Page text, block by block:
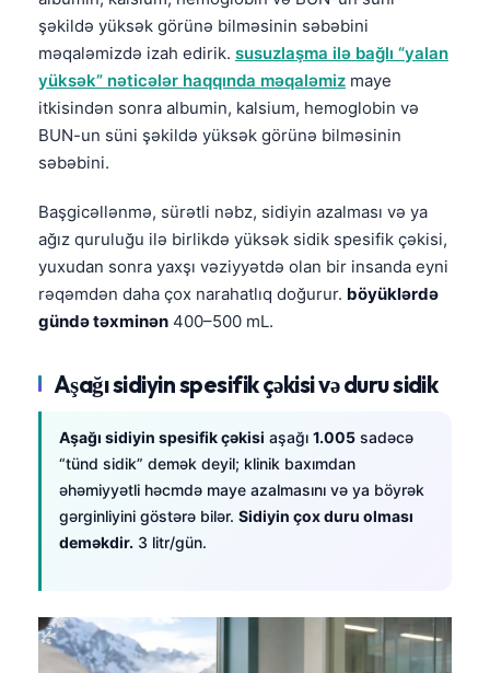
şəkildə yüksək görünə bilməsinin səbəbini
məqaləmizdə izah edirik. susuzlaşma ilə bağlı “yalan
yüksək” nəticələr haqqında məqaləmiz maye
itkisindən sonra albumin, kalsium, hemoglobin və
BUN-un süni şəkildə yüksək görünə bilməsinin
səbəbini.
Başgicəllənmə, sürətli nəbz, sidiyin azalması və ya
ağız quruluğu ilə birlikdə yüksək sidik spesifik çəkisi,
yuxudan sonra yaxşı vəziyyətdə olan bir insanda eyni
rəqəmdən daha çox narahatlıq doğurur. böyüklərdə
gündə təxminən 400–500 mL.
Aşağı sidiyin spesifik çəkisi və duru sidik
Aşağı sidiyin spesifik çəkisi aşağı 1.005 sadəcə
“tünd sidik” demək deyil; klinik baxımdan
əhəmiyyətli həcmdə maye azalmasını və ya böyrək
gərginliyini göstərə bilər. Sidiyin çox duru olması
deməkdir. 3 litr/gün.